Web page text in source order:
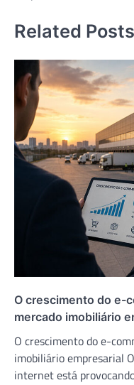
Related Posts
O crescimento do e-
mercado imobiliário
O crescimento do e-
imobiliário empresarial
internet está